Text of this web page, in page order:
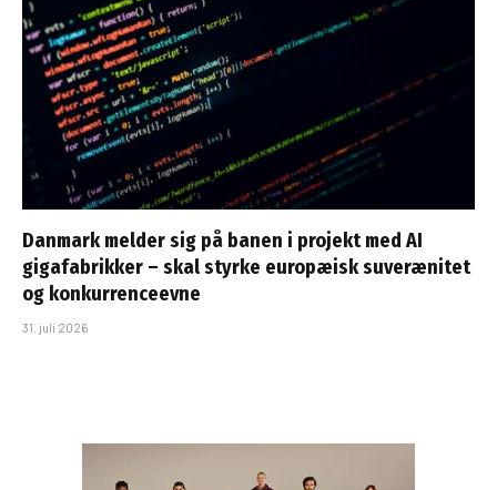
Danmark melder sig på banen i projekt med AI
gigafabrikker – skal styrke europæisk suverænitet
og konkurrenceevne
31. juli 2026